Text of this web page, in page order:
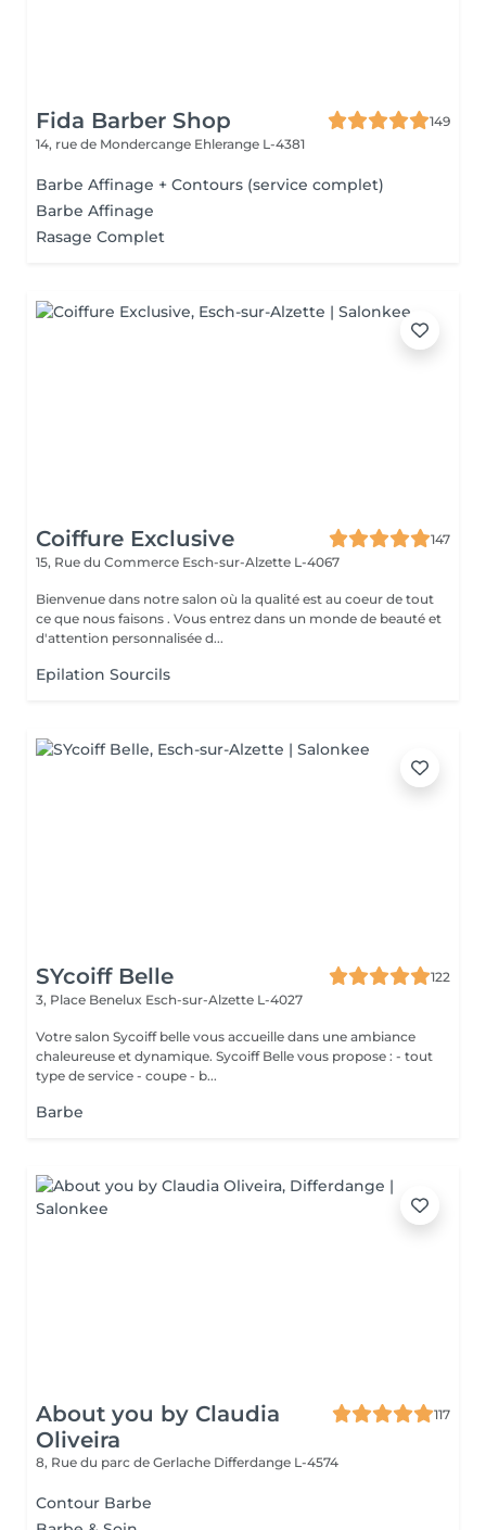
Fida Barber Shop
149
14, rue de Mondercange Ehlerange L-4381
Barbe Affinage + Contours (service complet)
Barbe Affinage
Rasage Complet
Coiffure Exclusive
147
15, Rue du Commerce Esch-sur-Alzette L-4067
Bienvenue dans notre salon où la qualité est au coeur de tout
ce que nous faisons . Vous entrez dans un monde de beauté et
d'attention personnalisée d...
Epilation Sourcils
SYcoiff Belle
122
3, Place Benelux Esch-sur-Alzette L-4027
Votre salon Sycoiff belle vous accueille dans une ambiance
chaleureuse et dynamique. Sycoiff Belle vous propose : - tout
type de service - coupe - b...
Barbe
About you by Claudia
Oliveira
117
8, Rue du parc de Gerlache Differdange L-4574
Contour Barbe